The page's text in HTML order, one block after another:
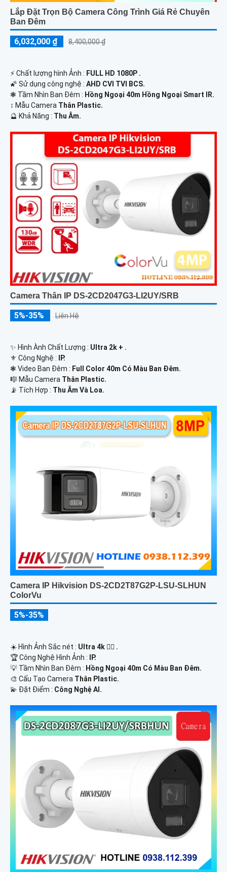
Lắp Đặt Trọn Bộ Camera Công Trình Giá Rẻ Chuyên
Ban Đêm
6,032,000 ₫ 8,400,000 ₫
️⚡ Chất lượng hình Ảnh : FULL HD 1080P .
🌠 Sử dụng công nghệ : AHD CVI TVI BCS.
❃ Tầm Nhìn Ban Đêm : Hồng Ngoại 40m Hồng Ngoại Smart IR.
↕️ Mẫu Camera Thân Plastic.
️🔮 Khả Năng : Thu Âm.
Camera Thân IP DS-2CD2047G3-LI2UY/SRB
5%-35% Liên Hệ
✨ Hình Ành Chất Lượng : Ultra 2k + .
⚜️ Công Nghệ :
IP.
❃ Video Ban Đêm : Full Color 40m Có Màu Ban Ðêm.
🎼️ Mẫu Camera Thân Plastic.
️📡 Tích Hợp : Thu Âm Và Loa.
Camera IP Hikvision DS-2CD2T87G2P-LSU-SLHUN
ColorVu
5%-35%
☀️ Hình Ảnh Sắc nét : Ultra 4k 👍🏾 .
🏆 Công Nghệ Hình Ảnh :
IP.
💡 Tầm Nhìn Ban Đêm : Hồng Ngoại 40m Có Màu Ban Ðêm.
🎨 Cấu Tạo Camera Thân Plastic.
️💫 Đặt Điểm : Công Nghệ AI.